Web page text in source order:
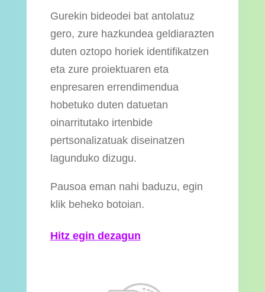
Gurekin bideodei bat antolatuz
gero, zure hazkundea geldiarazten
duten oztopo horiek identifikatzen
eta zure proiektuaren eta
enpresaren errendimendua
hobetuko duten datuetan
oinarritutako irtenbide
pertsonalizatuak diseinatzen
lagunduko dizugu.
Pausoa eman nahi baduzu, egin
klik beheko botoian.
Hitz egin dezagun